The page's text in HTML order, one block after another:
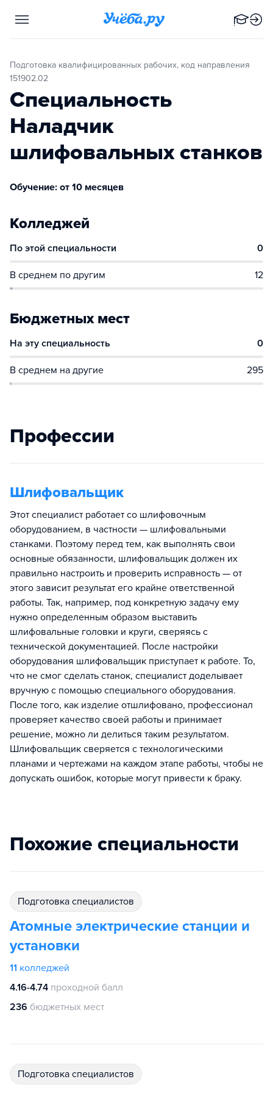
Подготовка квалифицированных рабочих, код направления
151902.02
Специальность
Наладчик
шлифовальных станков
Обучение: от 10 месяцев
Колледжей
По этой специальности 0
В среднем по другим 12
Бюджетных мест
На эту специальность 0
В среднем на другие 295
Профессии
Шлифовальщик
Этот специалист работает со шлифовочным
оборудованием, в частности — шлифовальными
станками. Поэтому перед тем, как выполнять свои
основные обязанности, шлифовальщик должен их
правильно настроить и проверить исправность — от
этого зависит результат его крайне ответственной
работы. Так, например, под конкретную задачу ему
нужно определенным образом выставить
шлифовальные головки и круги, сверяясь с
технической документацией. После настройки
оборудования шлифовальщик приступает к работе. То,
что не смог сделать станок, специалист доделывает
вручную с помощью специального оборудования.
После того, как изделие отшлифовано, профессионал
проверяет качество своей работы и принимает
решение, можно ли делиться таким результатом.
Шлифовальщик сверяется с технологическими
планами и чертежами на каждом этапе работы, чтобы не
допускать ошибок, которые могут привести к браку.
Похожие специальности
подготовка специалистов
Атомные электрические станции и
установки
11 колледжей
4.16-4.74 проходной балл
236 бюджетных мест
подготовка специалистов